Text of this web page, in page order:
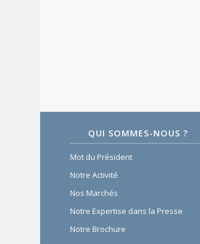
QUI SOMMES-NOUS ?
Mot du Président
Notre Activité
Nos Marchés
Notre Expertise dans la Presse
Notre Brochure